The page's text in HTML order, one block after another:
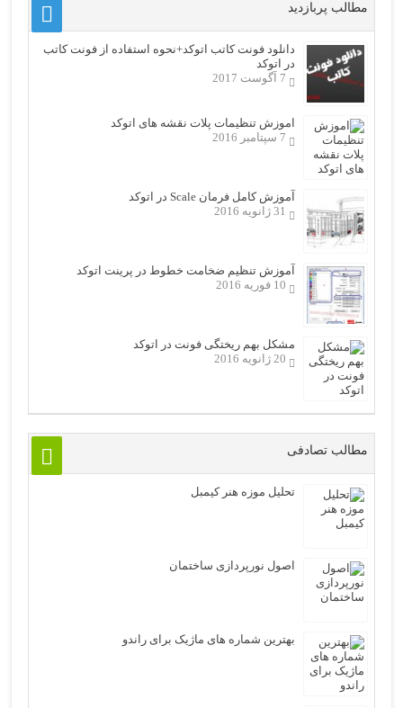
مطالب پربازدید
دانلود فونت کاتب اتوکد+نحوه استفاده از فونت کاتب
در اتوکد
7 آگوست 2017
اموزش تنظیمات پلات نقشه های اتوکد
7 سپتامبر 2016
آموزش کامل فرمان Scale در اتوکد
31 ژانویه 2016
آموزش تنظیم ضخامت خطوط در پرینت اتوکد
10 فوریه 2016
مشکل بهم ریختگی فونت در اتوکد
20 ژانویه 2016
مطالب تصادفی
تحلیل موزه هنر کیمبل
اصول نورپردازی ساختمان
بهترین شماره های ماژیک برای راندو